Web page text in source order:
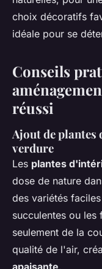
choix décoratifs
idéale pour se
Conseils
réussi
Ajout de
verdure
Les plantes
dose de nature
des variétés
succulentes ou les
seulement de la
qualité de l'air,
apaisante.